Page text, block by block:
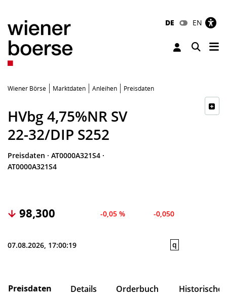
DE EN
Toggle
Wiener Börse Marktdaten Anleihen Preisdaten
HVbg 4,75%NR SV
22-32/DIP S252
Preisdaten · AT0000A321S4 ·
AT0000A321S4
98,300 -0,05 % -0,050
07.08.2026, 17:00:19 q
Preisdaten Details Orderbuch Historische